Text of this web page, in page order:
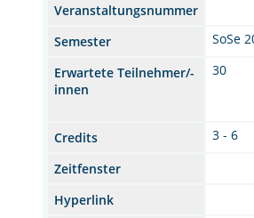
Veranstaltungsnummer
Semester
SoSe
Erwartete Teilnehmer/-
innen
30
Credits
3 - 6
Zeitfenster
Hyperlink